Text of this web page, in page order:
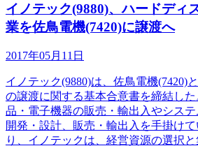
イノテック(9880)、ハードディ
業を佐鳥電機(7420)に譲渡へ
2017年05月11日
イノテック(9880)は、佐鳥電機(7420)
の譲渡に関する基本合意書を締結し
品・電子機器の販売・輸出入やシス
開発・設計、販売・輸出入を手掛け
り、イノテックは、経営資源の選択と